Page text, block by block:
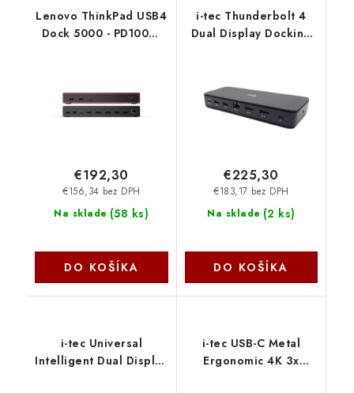
Lenovo ThinkPad USB4
Dock 5000 - PD100W
max 4x LCD
40BF0100EU
Na sklade (58 ks)
€156,34 bez DPH
€192,30
DO KOŠÍKA
i-tec Thunderbolt 4
Dual Display Docking
TB4DUALDPDOCKPDPRO
I-Tec
Na sklade (2 ks)
€183,17 bez DPH
€225,30
DO KOŠÍKA
i-tec Universal
Intelligent Dual Display
i-tec USB-C Metal
Ergonomic 4K 3x